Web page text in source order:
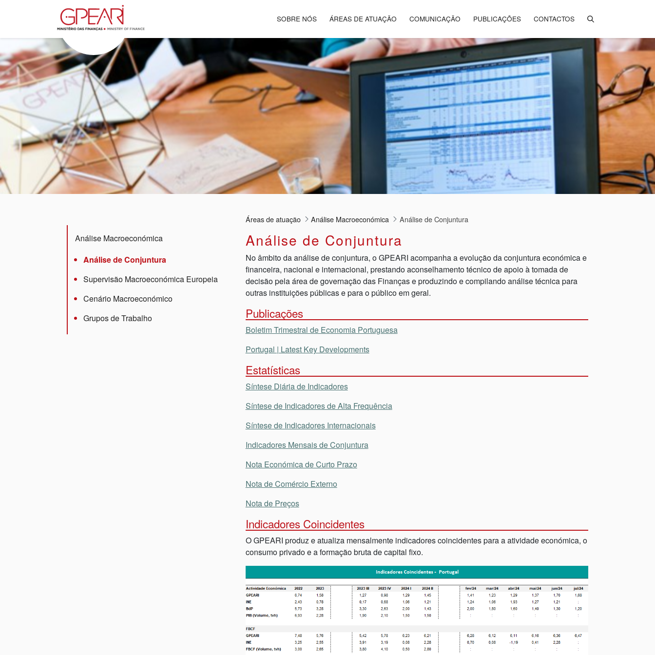
SOBRE NÓS ÁREAS DE ATUAÇÃO COMUNICAÇÃO PUBLICAÇÕES CONTACTOS
Análise Macroeconómica
Análise de Conjuntura
Supervisão Macroeconómica Europeia
Cenário Macroeconómico
Grupos de Trabalho
Áreas de atuação Análise Macroeconómica Análise de Conjuntura
Análise de Conjuntura
No âmbito da análise de conjuntura, o GPEARI acompanha a evolução da conjuntura económica e
financeira, nacional e internacional, prestando aconselhamento técnico de apoio à tomada de
decisão pela área de governação das Finanças e produzindo e compilando análise técnica para
outras instituições públicas e para o público em geral.
Publicações
Boletim Trimestral de Economia Portuguesa
Portugal | Latest Key Developments
Estatísticas
Síntese Diária de Indicadores
Síntese de Indicadores de Alta Frequência
Síntese de Indicadores Internacionais
Indicadores Mensais de Conjuntura
Nota Económica de Curto Prazo
Nota de Comércio Externo
Nota de Preços
Indicadores Coincidentes
O GPEARI produz e atualiza mensalmente indicadores coincidentes para a atividade económica, o
consumo privado e a formação bruta de capital fixo.